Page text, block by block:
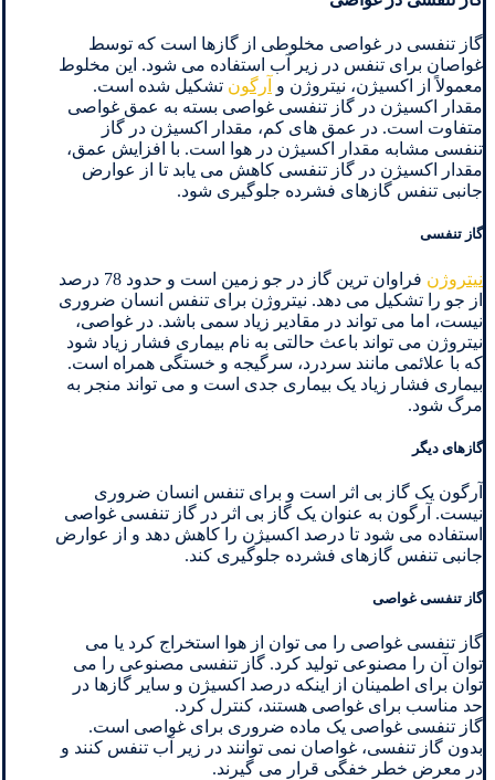
گاز تنفسی در غواصی مخلوطی از گازها است که توسط
غواصان برای تنفس در زیر آب استفاده می شود. این مخلوط
معمولاً از اکسیژن، نیتروژن و آرگون تشکیل شده است.
مقدار اکسیژن در گاز تنفسی غواصی بسته به عمق غواصی
متفاوت است. در عمق های کم، مقدار اکسیژن در گاز
تنفسی مشابه مقدار اکسیژن در هوا است. با افزایش عمق،
مقدار اکسیژن در گاز تنفسی کاهش می یابد تا از عوارض
جانبی تنفس گازهای فشرده جلوگیری شود.
گاز تنفسی
نیتروژن
فراوان ترین گاز در جو زمین است و حدود 78 درصد
از جو را تشکیل می دهد. نیتروژن برای تنفس انسان ضروری
نیست، اما می تواند در مقادیر زیاد سمی باشد. در غواصی،
نیتروژن می تواند باعث حالتی به نام بیماری فشار زیاد شود
که با علائمی مانند سردرد، سرگیجه و خستگی همراه است.
بیماری فشار زیاد یک بیماری جدی است و می تواند منجر به
مرگ شود.
گازهای دیگر
آرگون یک گاز بی اثر است و برای تنفس انسان ضروری
نیست. آرگون به عنوان یک گاز بی اثر در گاز تنفسی غواصی
استفاده می شود تا درصد اکسیژن را کاهش دهد و از عوارض
جانبی تنفس گازهای فشرده جلوگیری کند.
گاز تنفسی غواصی
گاز تنفسی غواصی را می توان از هوا استخراج کرد یا می
توان آن را مصنوعی تولید کرد. گاز تنفسی مصنوعی را می
توان برای اطمینان از اینکه درصد اکسیژن و سایر گازها در
حد مناسب برای غواصی هستند، کنترل کرد.
گاز تنفسی غواصی یک ماده ضروری برای غواصی است.
بدون گاز تنفسی، غواصان نمی توانند در زیر آب تنفس کنند و
در معرض خطر خفگی قرار می گیرند.